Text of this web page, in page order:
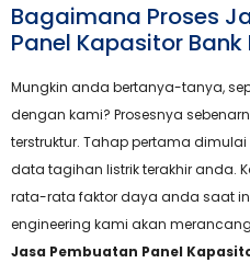
Bagaimana Proses
Panel Kapasitor
Mungkin anda bertanya-tanya,
dengan kami? Prosesnya
terstruktur. Tahap pertama
data tagihan listrik terakhir anda.
rata-rata faktor daya anda saat
engineering kami akan
Jasa Pembuatan Panel